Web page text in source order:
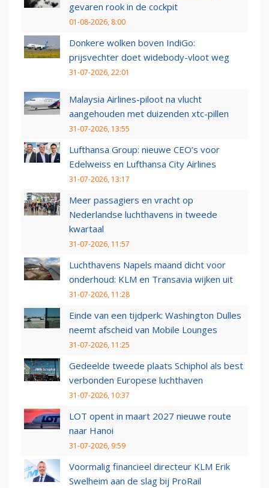
gevaren rook in de cockpit
01-08-2026, 8:00
Donkere wolken boven IndiGo:
prijsvechter doet widebody-vloot weg
31-07-2026, 22:01
Malaysia Airlines-piloot na vlucht
aangehouden met duizenden xtc-pillen
31-07-2026, 13:55
Lufthansa Group: nieuwe CEO’s voor
Edelweiss en Lufthansa City Airlines
31-07-2026, 13:17
Meer passagiers en vracht op
Nederlandse luchthavens in tweede
kwartaal
31-07-2026, 11:57
Luchthavens Napels maand dicht voor
onderhoud: KLM en Transavia wijken uit
31-07-2026, 11:28
Einde van een tijdperk: Washington Dulles
neemt afscheid van Mobile Lounges
31-07-2026, 11:25
Gedeelde tweede plaats Schiphol als best
verbonden Europese luchthaven
31-07-2026, 10:37
LOT opent in maart 2027 nieuwe route
naar Hanoi
31-07-2026, 9:59
Voormalig financieel directeur KLM Erik
Swelheim aan de slag bij ProRail